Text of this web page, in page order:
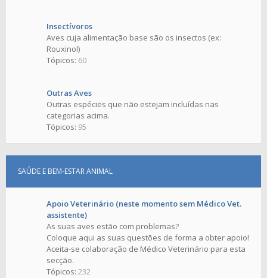
Insectívoros
Aves cuja alimentação base são os insectos (ex:
Rouxinol)
Tópicos: 60
Outras Aves
Outras espécies que não estejam incluídas nas
categorias acima.
Tópicos: 95
SAÚDE E BEM-ESTAR ANIMAL
Apoio Veterinário (neste momento sem Médico Vet.
assistente)
As suas aves estão com problemas?
Coloque aqui as suas questões de forma a obter apoio!
Aceita-se colaboração de Médico Veterinário para esta
secção.
Tópicos: 232